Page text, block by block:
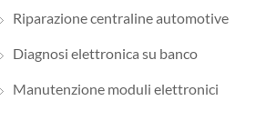
Riparazione centraline automotive
Diagnosi elettronica su banco
Manutenzione moduli elettronici